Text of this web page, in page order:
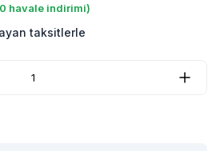
havale indirimi)
taksitlerle